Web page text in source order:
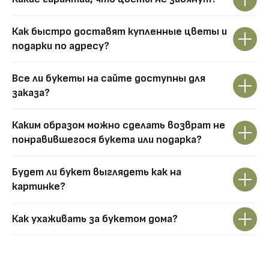
Как быстро доставят купленные цветы и
подарки по адресу?
Все ли букеты на сайте доступны для
заказа?
Каким образом можно сделать возврат не
понравившегося букета или подарка?
Будет ли букет выглядеть как на
картинке?
Как ухаживать за букетом дома?